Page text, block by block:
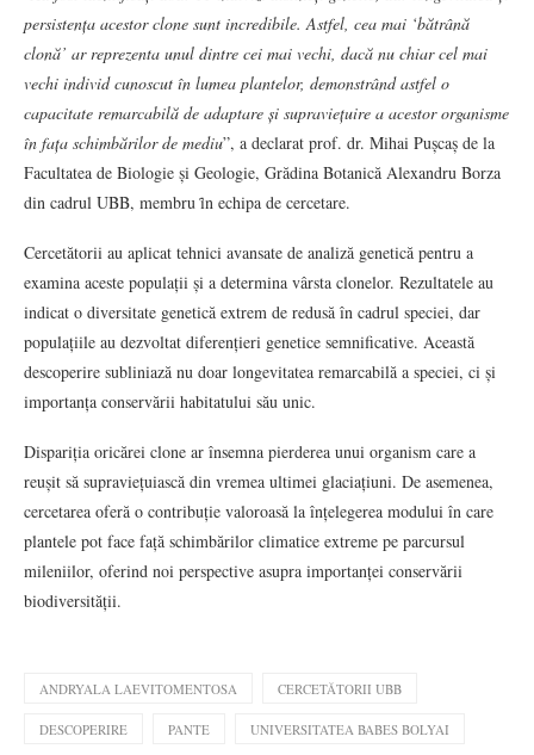
persistența acestor clone sunt incredibile. Astfel, cea mai ‘bătrână
clonă’ ar reprezenta unul dintre cei mai vechi, dacă nu chiar cel mai
vechi individ cunoscut în lumea plantelor, demonstrând astfel o
capacitate remarcabilă de adaptare și supraviețuire a acestor organisme
în fața schimbărilor de mediu”, a declarat prof. dr. Mihai Pușcaș de la
Facultatea de Biologie și Geologie, Grădina Botanică Alexandru Borza
din cadrul UBB, membru ȋn echipa de cercetare.
Cercetătorii au aplicat tehnici avansate de analiză genetică pentru a
examina aceste populații și a determina vârsta clonelor. Rezultatele au
indicat o diversitate genetică extrem de redusă în cadrul speciei, dar
populațiile au dezvoltat diferențieri genetice semnificative. Această
descoperire subliniază nu doar longevitatea remarcabilă a speciei, ci și
importanța conservării habitatului său unic.
Dispariția oricărei clone ar însemna pierderea unui organism care a
reușit să supraviețuiască din vremea ultimei glaciațiuni. De asemenea,
cercetarea oferă o contribuție valoroasă la înțelegerea modului în care
plantele pot face față schimbărilor climatice extreme pe parcursul
mileniilor, oferind noi perspective asupra importanței conservării
biodiversității.
ANDRYALA LAEVITOMENTOSA CERCETĂTORII UBB
DESCOPERIRE PANTE UNIVERSITATEA BABES BOLYAI